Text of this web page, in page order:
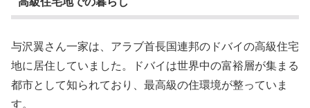
与沢翼さん一家は、アラブ首長国連邦のドバイの高級住宅
地に居住していました。ドバイは世界中の富裕層が集まる
都市として知られており、最高級の住環境が整っていま
す。